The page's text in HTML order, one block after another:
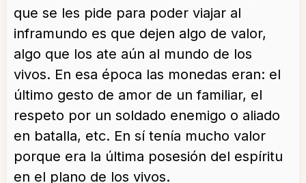
que se les pide para poder viajar al
inframundo es que dejen algo de valor,
algo que los ate aún al mundo de los
vivos. En esa época las monedas eran: el
último gesto de amor de un familiar, el
respeto por un soldado enemigo o aliado
en batalla, etc. En sí tenía mucho valor
porque era la última posesión del espíritu
en el plano de los vivos.